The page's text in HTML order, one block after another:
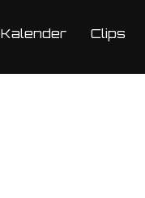
Kalender Clips